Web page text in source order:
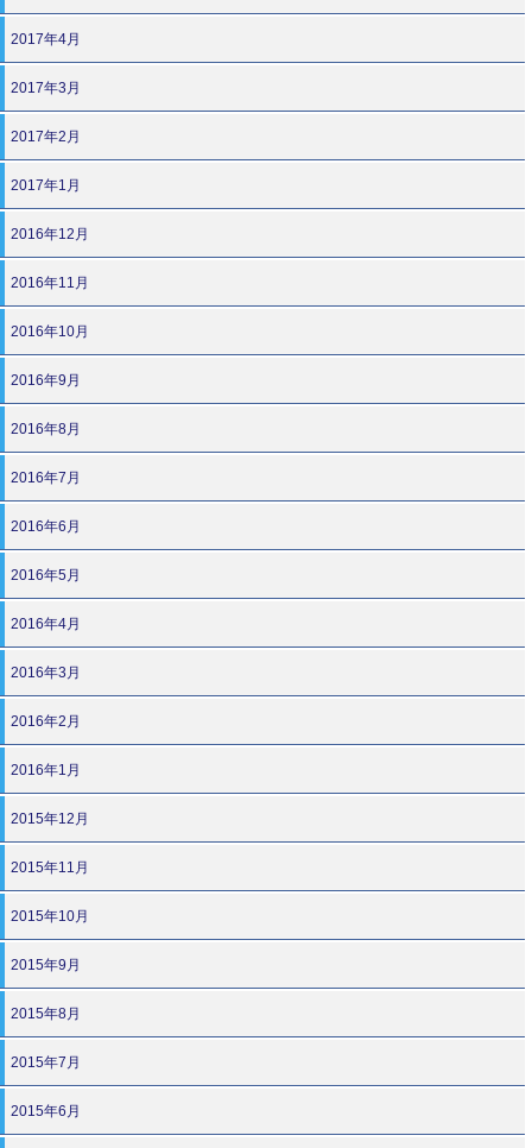
2017年4月
2017年3月
2017年2月
2017年1月
2016年12月
2016年11月
2016年10月
2016年9月
2016年8月
2016年7月
2016年6月
2016年5月
2016年4月
2016年3月
2016年2月
2016年1月
2015年12月
2015年11月
2015年10月
2015年9月
2015年8月
2015年7月
2015年6月